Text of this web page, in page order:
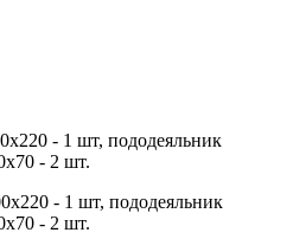
- 1 шт, пододеяльник
- 2 шт.
- 1 шт, пододеяльник
- 2 шт.